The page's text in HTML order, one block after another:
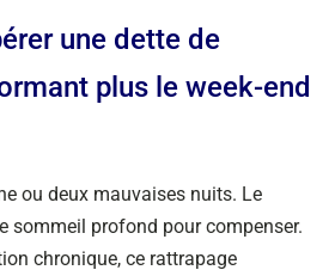
une dette de
plus le week-end
ou deux mauvaises nuits. Le
sommeil profond pour compenser.
chronique, ce rattrapage